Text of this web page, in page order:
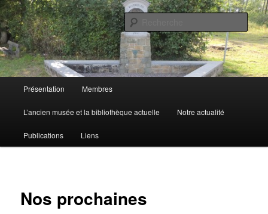
Aller
au
contenu
principalCercle Royal d'Histoire et de
Folklore
de Marchin-Vyle
principal
Présentation Membres
L’ancien musée et la bibliothèque actuelle Notre actualité
Publications Liens
Nos prochaines